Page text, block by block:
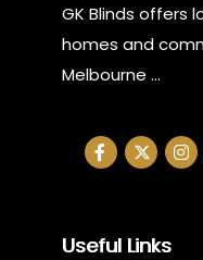
GK Blinds offers
homes and
Melbourne …
Useful Links